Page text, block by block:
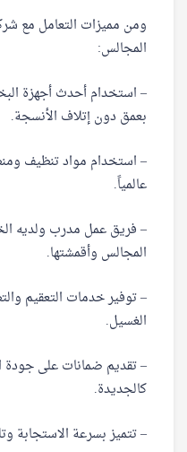
ومن مميزات التعامل مع
المجالس:
– استخدام أحدث أجهزة
بعمق دون إتلاف الأنسجة.
– استخدام مواد تنظيف
عالمياً.
– فريق عمل مدرب ولديه
المجالس وأقمشتها.
– توفير خدمات التعقيم
الغسيل.
– تقديم ضمانات على جودة
كالجديدة.
– تتميز بسرعة الاستجابة